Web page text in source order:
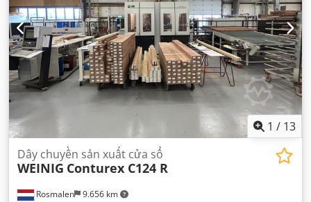
1 / 13
Rosmalen 9.656 km
Dây chuyền sản xuất cửa sổ
WEINIG Conturex C124 R